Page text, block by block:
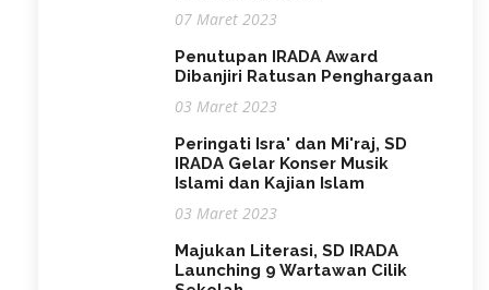
07 Maret 2023
Penutupan IRADA Award
Dibanjiri Ratusan Penghargaan
03 Maret 2023
Peringati Isra' dan Mi'raj, SD
IRADA Gelar Konser Musik
Islami dan Kajian Islam
03 Maret 2023
Majukan Literasi, SD IRADA
Launching 9 Wartawan Cilik